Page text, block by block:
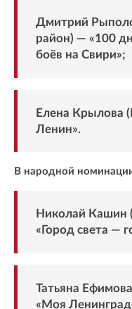
Дмитрий
район) — «100
боёв на Свири»;
Елена Крылова
Ленин».
В народной
Николай Кашин
«Город света —
Татьяна
«Моя